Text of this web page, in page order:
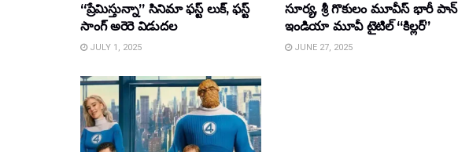
“ప్రేమిస్తున్నా” సినిమా ఫస్ట్ లుక్, ఫస్ట్
సాంగ్ అరెరె విడుదల
JULY 1, 2025
సూర్య, శ్రీ గొకులం మూవీస్‌ భారీ పాన్‌
ఇండియా మూవీ టైటిల్ “కిల్లర్”
JUNE 27, 2025